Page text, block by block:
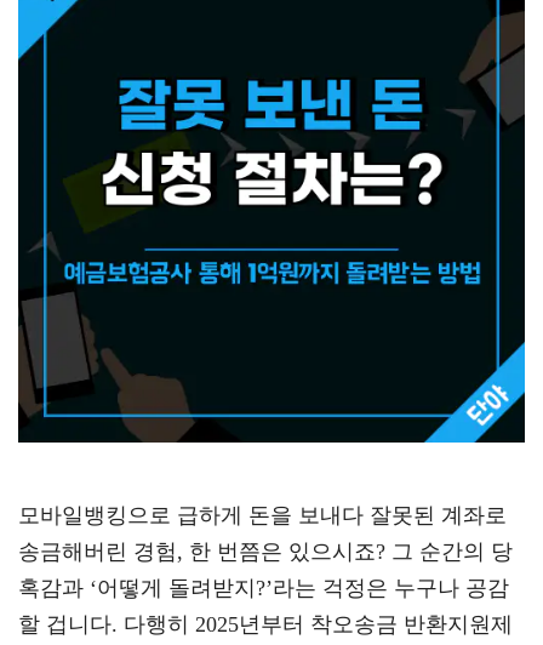
모바일뱅킹으로 급하게 돈을 보내다 잘못된 계좌로
송금해버린 경험, 한 번쯤은 있으시죠? 그 순간의 당
혹감과 ‘어떻게 돌려받지?’라는 걱정은 누구나 공감
할 겁니다. 다행히 2025년부터 착오송금 반환지원제